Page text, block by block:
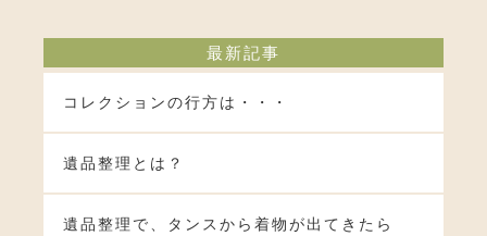
最新記事
コレクションの行方は・・・
遺品整理とは？
遺品整理で、タンスから着物が出てきたら